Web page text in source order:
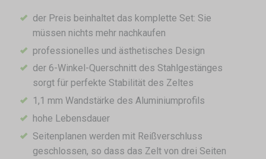
der Preis beinhaltet das komplette Set: Sie
müssen nichts mehr nachkaufen
professionelles und ästhetisches Design
der 6-Winkel-Querschnitt des Stahlgestänges
sorgt für perfekte Stabilität des Zeltes
1,1 mm Wandstärke des Aluminiumprofils
hohe Lebensdauer
Seitenplanen werden mit Reißverschluss
geschlossen, so dass das Zelt von drei Seiten